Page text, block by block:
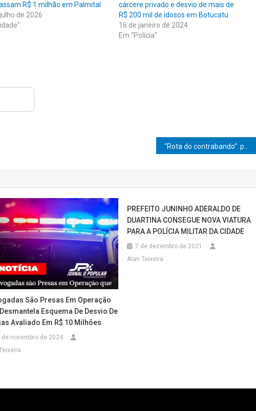
R$ 1 milhão em Palmital
de 2026
cárcere privado e desvio de mais de
R$ 200 mil de idosos em Botucatu
16 de janeiro de 2024
Em "Polícia"
São Presas Em Operação
Esquema De Desvio De
Avaliado Em R$ 10 Milhões
de novembro de 2024
PREFEITO JUNINHO ADERALDO DE
DUARTINA CONSEGUE NOVA VIATURA
PARA A POLÍCIA MILITAR DA CIDADE
7 de dezembro de 2021
Alan Teixeira